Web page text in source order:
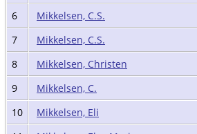
6
Mikkelsen, C.S.
7
Mikkelsen, C.S.
8
Mikkelsen, Christen
9
Mikkelsen, C.
10
Mikkelsen, Eli